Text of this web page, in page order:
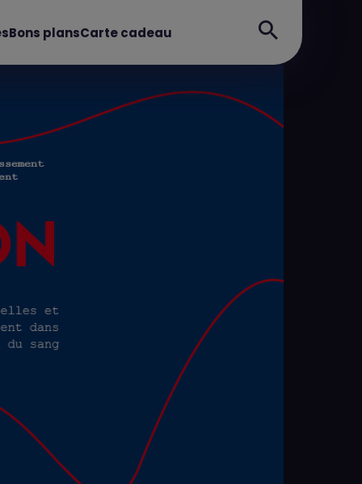
Bons plansCarte cadeau